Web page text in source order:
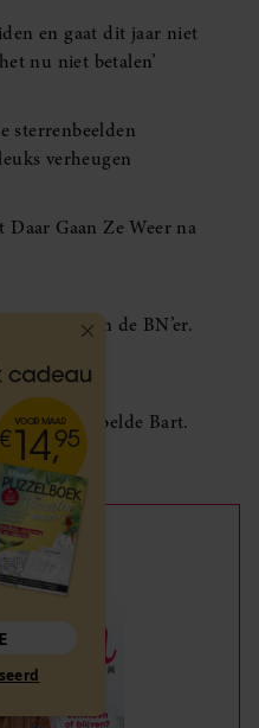
en gaat dit jaar niet
nu niet betalen’
sterrenbeelden
verheugen
Gaan Ze Weer na
bericht van de BN’er.
belde Bart.